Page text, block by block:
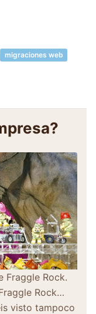
migraciones web
Fraggle Rock.
Rock…
visto tampoco